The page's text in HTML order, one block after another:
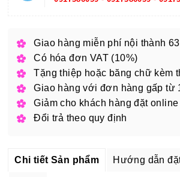
Giao hàng miễn phí nội thành
Có hóa đơn VAT (10%)
Tặng thiệp hoặc băng chữ kèm
Giao hàng với đơn hàng gấp từ
Đổi trả theo quy định
Chi tiết Sản phẩm Hướng dẫn